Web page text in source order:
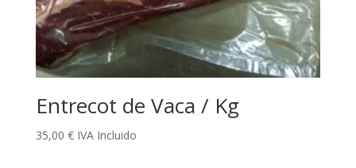
Entrecot de Vaca / Kg
35,00 € IVA Incluido